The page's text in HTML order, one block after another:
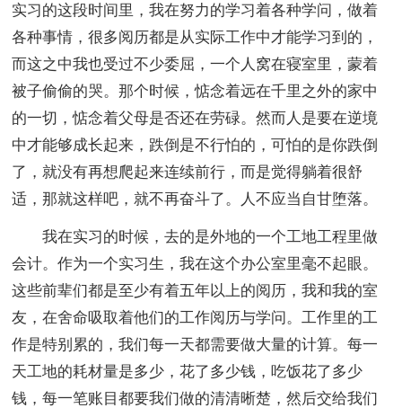
实习的这段时间里，我在努力的学习着各种学问，做着
各种事情，很多阅历都是从实际工作中才能学习到的，
而这之中我也受过不少委屈，一个人窝在寝室里，蒙着
被子偷偷的哭。那个时候，惦念着远在千里之外的家中
的一切，惦念着父母是否还在劳碌。然而人是要在逆境
中才能够成长起来，跌倒是不行怕的，可怕的是你跌倒
了，就没有再想爬起来连续前行，而是觉得躺着很舒
适，那就这样吧，就不再奋斗了。人不应当自甘堕落。
我在实习的时候，去的是外地的一个工地工程里做
会计。作为一个实习生，我在这个办公室里毫不起眼。
这些前辈们都是至少有着五年以上的阅历，我和我的室
友，在舍命吸取着他们的工作阅历与学问。工作里的工
作是特别累的，我们每一天都需要做大量的计算。每一
天工地的耗材量是多少，花了多少钱，吃饭花了多少
钱，每一笔账目都要我们做的清清晰楚，然后交给我们